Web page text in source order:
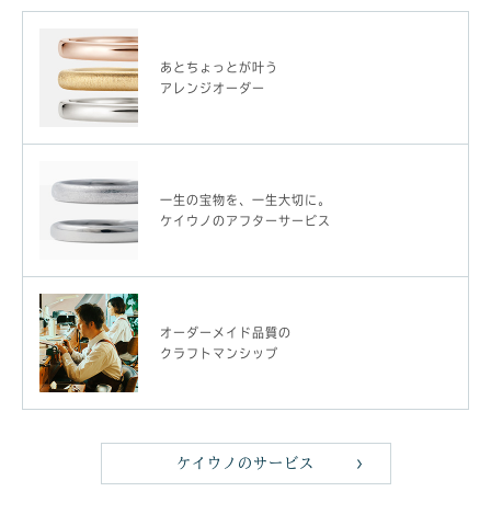
あとちょっとが叶う
アレンジオーダー
一生の宝物を、一生大切に。
ケイウノのアフターサービス
オーダーメイド品質の
クラフトマンシップ
ケイウノのサービス